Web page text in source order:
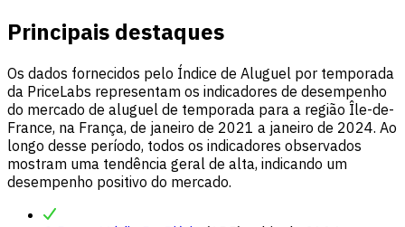
Principais destaques
Os dados fornecidos pelo Índice de Aluguel por temporada
da PriceLabs representam os indicadores de desempenho
do mercado de aluguel de temporada para a região Île-de-
France, na França, de janeiro de 2021 a janeiro de 2024. Ao
longo desse período, todos os indicadores observados
mostram uma tendência geral de alta, indicando um
desempenho positivo do mercado.